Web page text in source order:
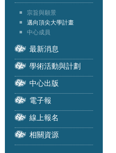
宗旨與願景
邁向頂尖大學計畫
中心成員
最新消息
學術活動與計劃
中心出版
電子報
線上報名
相關資源